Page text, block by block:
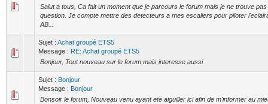
Salut a tous, Ca fait un moment que je parcours le forum mais je ne trouve
question. Je compte mettre des detecteurs a mes escaliers pour piloter
AB...
Sujet : Achat groupé ETS5
Message : RE: Achat groupé ETS5
Bonjour, Tout nouveau sur le forum mais interesse aussi
Sujet : Bonjour
Message : Bonjour
Bonsoir le forum, Nouveau venu ayant ete aiguiller ici afin de m'informer au